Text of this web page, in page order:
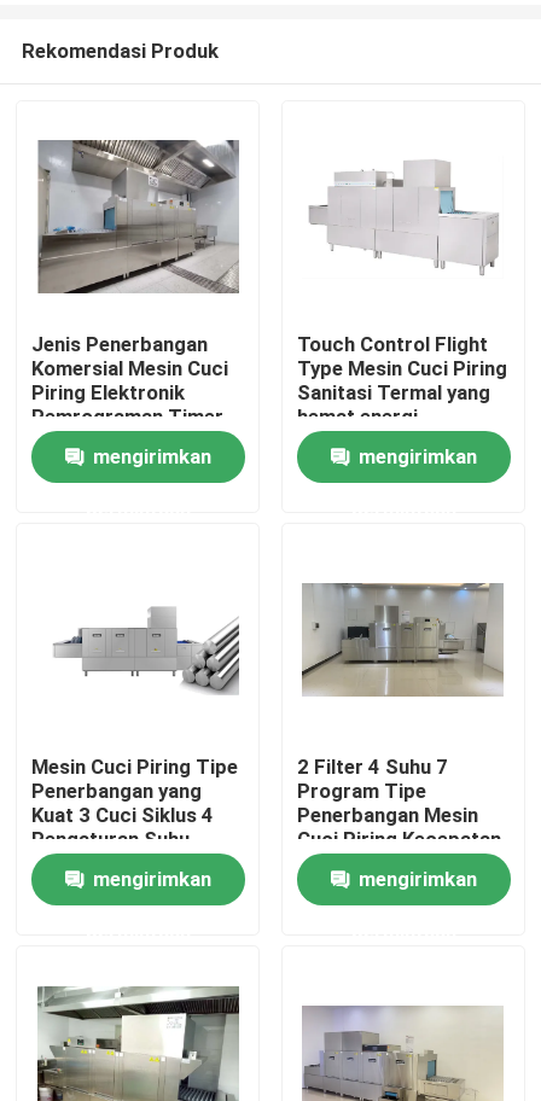
Rumah
Produk
Tentang kita
Kontrol kualitas
Hubungi kami
Mesin pencuci piring komersial
Mesin Pencuci Piring Konveyor Rak
Rekomendasi Produk
Jenis Penerbangan
Komersial Mesin Cuci
Piring Elektronik
Pemrograman Timer
Pembersihan higienis
mengirimkan
Touch Control Flight
Type Mesin Cuci Piring
Sanitasi Termal yang
hemat energi
mengirimkan
Mesin Cuci Piring Tipe
Penerbangan yang
Kuat 3 Cuci Siklus 4
Pengaturan Suhu
mengirimkan
2 Filter 4 Suhu 7
Program Tipe
Penerbangan Mesin
Cuci Piring Kecepatan
tinggi
mengirimkan